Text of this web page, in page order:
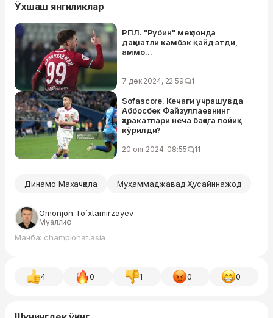
Ўхшаш янгиликлар
РПЛ. "Рубин" меҳмонда
даҳшатли камбэк қайд этди,
аммо...
7 дек 2024, 22:59 1
Sofascore. Кечаги учрашувда
Аббосбек Файзуллаевнинг
ҳаракатлари неча баҳога лойиқ
кўрилди?
20 окт 2024, 08:55 11
Динамо Махачқала Муҳаммаджавад Ҳусайннажод
Omonjon To`xtamirzayev
Муаллиф
Манба: championat.asia
4 0 1 0 0